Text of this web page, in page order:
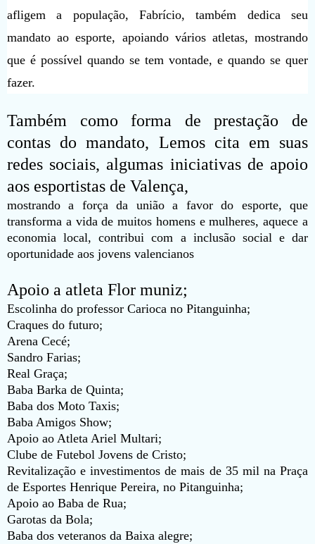
afligem a população, Fabrício, também dedica seu
mandato ao esporte, apoiando vários atletas, mostrando
que é possível quando se tem vontade, e quando se quer
fazer.
Também como forma de prestação de
contas do mandato, Lemos cita em suas
redes sociais, algumas iniciativas de apoio
aos esportistas de Valença,
mostrando a força da união a favor do esporte, que
transforma a vida de muitos homens e mulheres, aquece a
economia local, contribui com a inclusão social e dar
oportunidade aos jovens valencianos
Apoio a atleta Flor muniz;
Escolinha do professor Carioca no Pitanguinha;
Craques do futuro;
Arena Cecé;
Sandro Farias;
Real Graça;
Baba Barka de Quinta;
Baba dos Moto Taxis;
Baba Amigos Show;
Apoio ao Atleta Ariel Multari;
Clube de Futebol Jovens de Cristo;
Revitalização e investimentos de mais de 35 mil na Praça
de Esportes Henrique Pereira, no Pitanguinha;
Apoio ao Baba de Rua;
Garotas da Bola;
Baba dos veteranos da Baixa alegre;